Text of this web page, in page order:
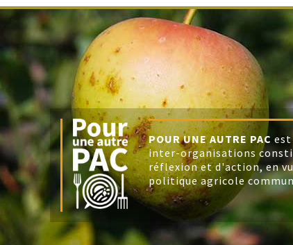
POUR UNE AUTRE PAC
inter-organisations
réflexion et d'action, en
politique agricole